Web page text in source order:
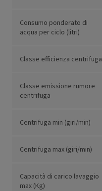
Consumo ponderato di
acqua per ciclo (litri)
Classe efficienza centrifuga
Classe emissione rumore
centrifuga
Centrifuga min (giri/min)
Centrifuga max (giri/min)
Capacità di carico lavaggio
max (Kg)